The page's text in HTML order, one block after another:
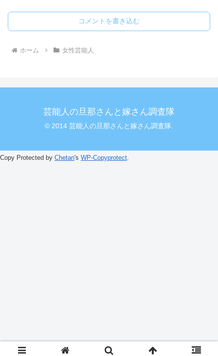
コメントを書き込む
ホーム 女性芸能人
芸能人の旦那さんと嫁さん調査隊
© 2014 芸能人の旦那さんと嫁さん調査隊.
Copy Protected by Chetan's WP-Copyprotect.